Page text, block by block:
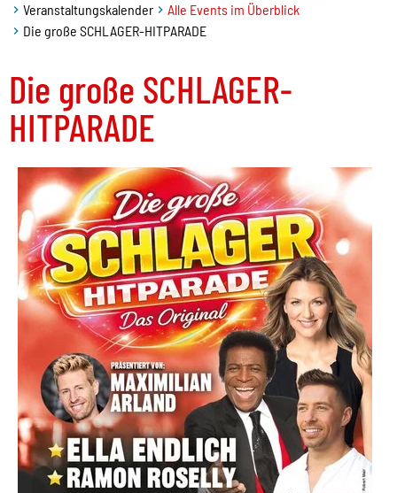
Veranstaltungskalender
Alle Events im Überblick
Die große SCHLAGER-HITPARADE
Die große SCHLAGER-
HITPARADE